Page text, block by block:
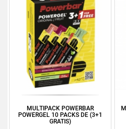
MULTIPACK POWERBAR
POWERGEL 10 PACKS DE (3+1
GRATIS)